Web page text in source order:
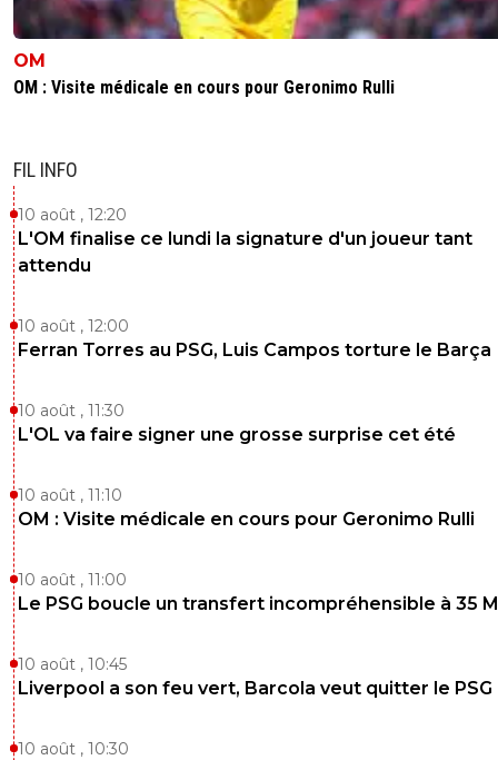
OM
OM : Visite médicale en cours pour Geronimo Rulli
FIL INFO
10 août , 12:20
L'OM finalise ce lundi la signature d'un joueur tant
attendu
10 août , 12:00
Ferran Torres au PSG, Luis Campos torture le Barça
10 août , 11:30
L'OL va faire signer une grosse surprise cet été
10 août , 11:10
OM : Visite médicale en cours pour Geronimo Rulli
10 août , 11:00
Le PSG boucle un transfert incompréhensible à 35
10 août , 10:45
Liverpool a son feu vert, Barcola veut quitter le PSG
10 août , 10:30